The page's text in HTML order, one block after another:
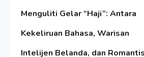
Menguliti Gelar “Haji”: Antara
Kekeliruan Bahasa, Warisan
Intelijen Belanda, dan